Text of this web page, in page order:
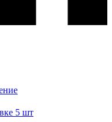
5 шт